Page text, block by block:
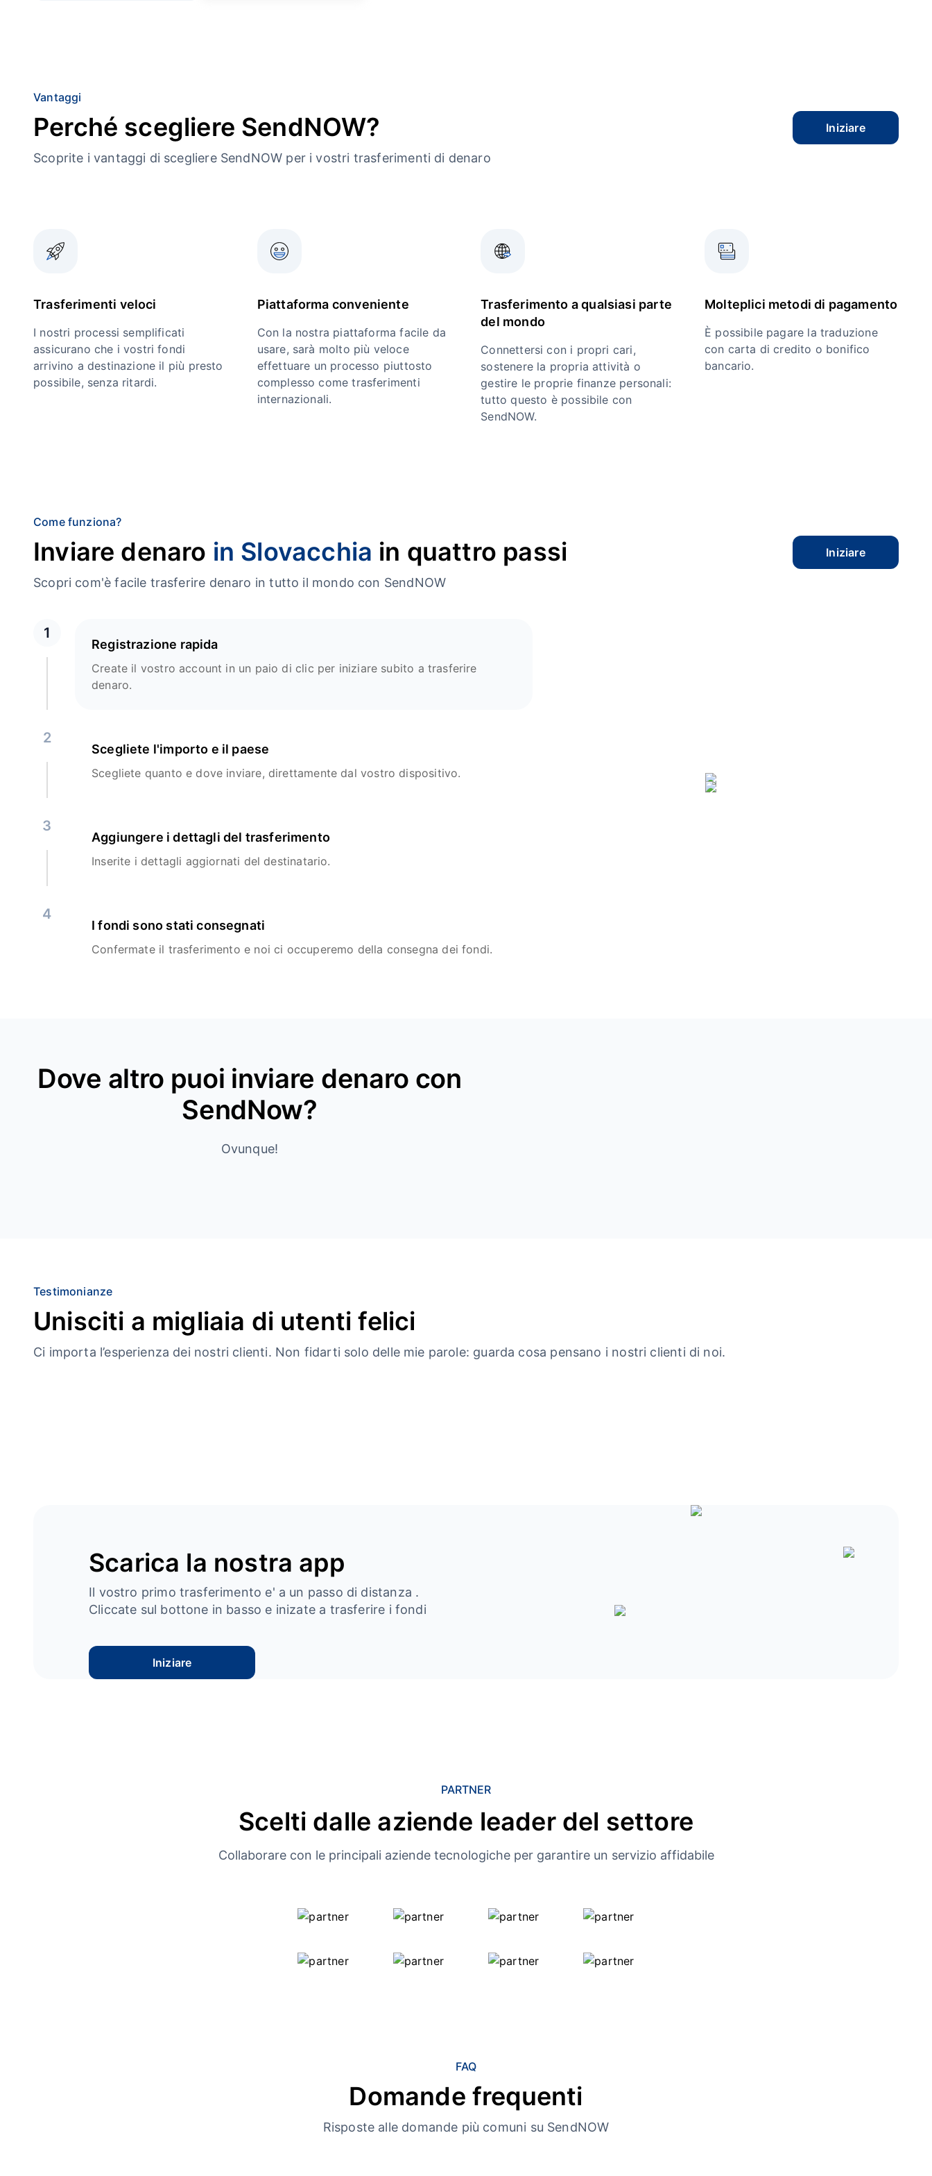
Vantaggi
Perché scegliere SendNOW?
Scoprite i vantaggi di scegliere SendNOW per i vostri trasferimenti di denaro
Iniziare
Trasferimenti veloci
I nostri processi semplificati
assicurano che i vostri fondi
arrivino a destinazione il più presto
possibile, senza ritardi.
Piattaforma conveniente
Con la nostra piattaforma facile da
usare, sarà molto più veloce
effettuare un processo piuttosto
complesso come trasferimenti
internazionali.
Trasferimento a qualsiasi parte
del mondo
Connettersi con i propri cari,
sostenere la propria attività o
gestire le proprie finanze personali:
tutto questo è possibile con
SendNOW.
Molteplici metodi di pagamento
È possibile pagare la traduzione
con carta di credito o bonifico
bancario.
Come funziona?
Inviare denaro in Slovacchia in quattro passi
Scopri com'è facile trasferire denaro in tutto il mondo con SendNOW
Iniziare
1
Registrazione rapida
Create il vostro account in un paio di clic per iniziare subito a trasferire
denaro.
2
Scegliete l'importo e il paese
Scegliete quanto e dove inviare, direttamente dal vostro dispositivo.
3
Aggiungere i dettagli del trasferimento
Inserite i dettagli aggiornati del destinatario.
4
I fondi sono stati consegnati
Confermate il trasferimento e noi ci occuperemo della consegna dei fondi.
Dove altro puoi inviare denaro con
SendNow?
Ovunque!
Testimonianze
Unisciti a migliaia di utenti felici
Ci importa l’esperienza dei nostri clienti. Non fidarti solo delle mie parole: guarda cosa pensano i nostri clienti di noi.
Scarica la nostra app
Il vostro primo trasferimento e' a un passo di distanza .
Cliccate sul bottone in basso e inizate a trasferire i fondi
Iniziare
PARTNER
Scelti dalle aziende leader del settore
Collaborare con le principali aziende tecnologiche per garantire un servizio affidabile
FAQ
Domande frequenti
Risposte alle domande più comuni su SendNOW